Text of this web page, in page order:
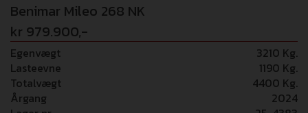
Benimar Mileo 268 NK
kr 979.900,-
Egenvægt
3210 Kg.
Lasteevne
1190 Kg.
Totalvægt
4400 Kg.
Årgang
2024